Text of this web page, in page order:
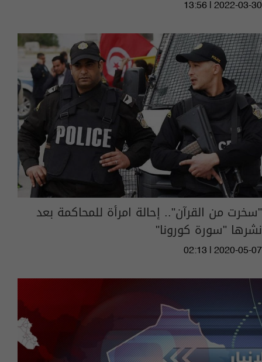
13:56 | 2022-03-30
"سخرت من القرآن".. إحالة امرأة للمحاكمة بعد
نشرها "سورة كورونا"
02:13 | 2020-05-07